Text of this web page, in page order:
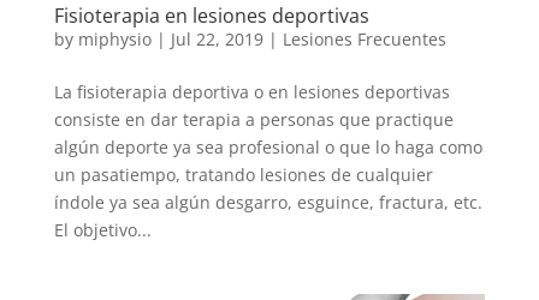
Fisioterapia en lesiones deportivas
by miphysio| Jul 22, 2019| Lesiones Frecuentes
La fisioterapia deportiva o en lesiones deportivas
consiste en dar terapia a personas que practique
algún deporte ya sea profesional o que lo haga como
un pasatiempo, tratando lesiones de cualquier
índole ya sea algún desgarro, esguince, fractura, etc.
El objetivo...